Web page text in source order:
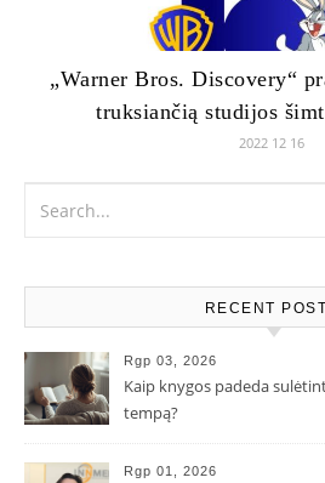
„Warner Bros. Discovery“
truksiančią studijos
2022 12 16
RECENT
Rgp 03, 2026
Kaip knygos padeda
tempą?
Rgp 01, 2026